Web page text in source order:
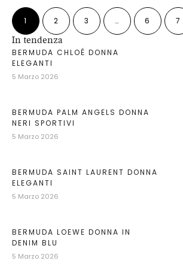
1 2 3 … 6 7
In tendenza
BERMUDA CHLOÉ DONNA
ELEGANTI
5 Marzo 2026
BERMUDA PALM ANGELS DONNA
NERI SPORTIVI
5 Marzo 2026
BERMUDA SAINT LAURENT DONNA
ELEGANTI
5 Marzo 2026
BERMUDA LOEWE DONNA IN
DENIM BLU
5 Marzo 2026